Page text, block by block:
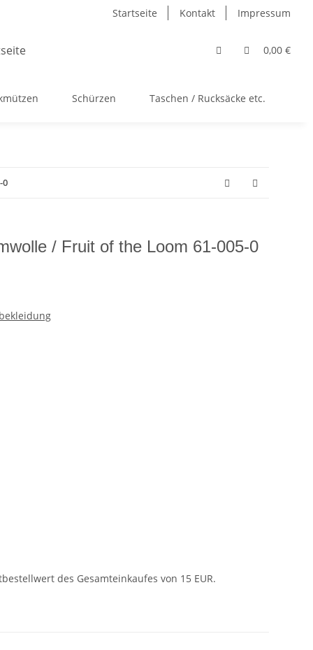
Startseite Kontakt Impressum
0,00 €
Schürzen Taschen / Rucksäcke etc.
0
/ Fruit of the Loom 61-005-0
des Gesamteinkaufes von 15 EUR.